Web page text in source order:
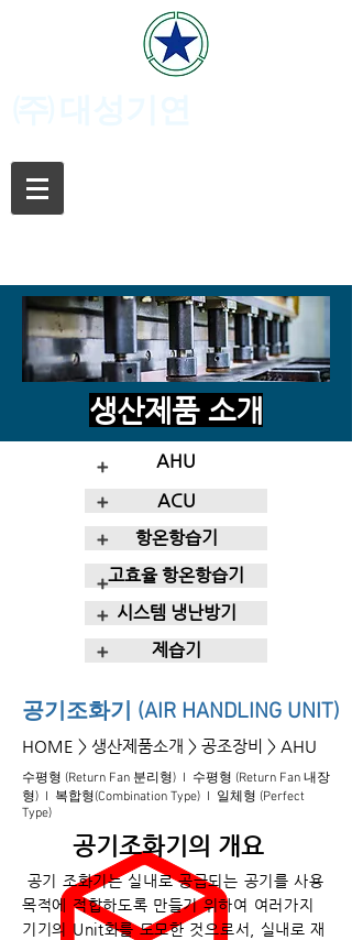
생산제품 소개
AHU
+
ACU
+
항온항습기
+
고효율 항온항습기
+
시스템 냉난방기
+
제습기
+
공기조화기 (AIR HANDLING UNIT)
HOME > 생산제품소개 > 공조장비 > AHU
수평형 (Return Fan 분리형) I 수평형 (Return Fan 내장
형) I 복합형(Combination Type) I 일체형 (Perfect
Type)
공기조화기의 개요
공기 조화기는 실내로 공급되는 공기를 사용
목적에 적합하도록 만들기 위하여 여러가지
기기의 Unit화를 도모한 것으로서, 실내로 재